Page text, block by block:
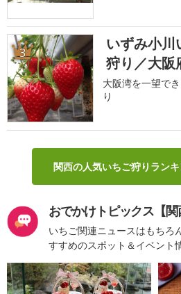
3
いずみ小川
狩り／大阪
大阪湾を一望で
り
関西の人気いちご狩りラン
おでかけトピックス【関
いちご関連ニュースはもちろ
すすめのスポット＆イベント